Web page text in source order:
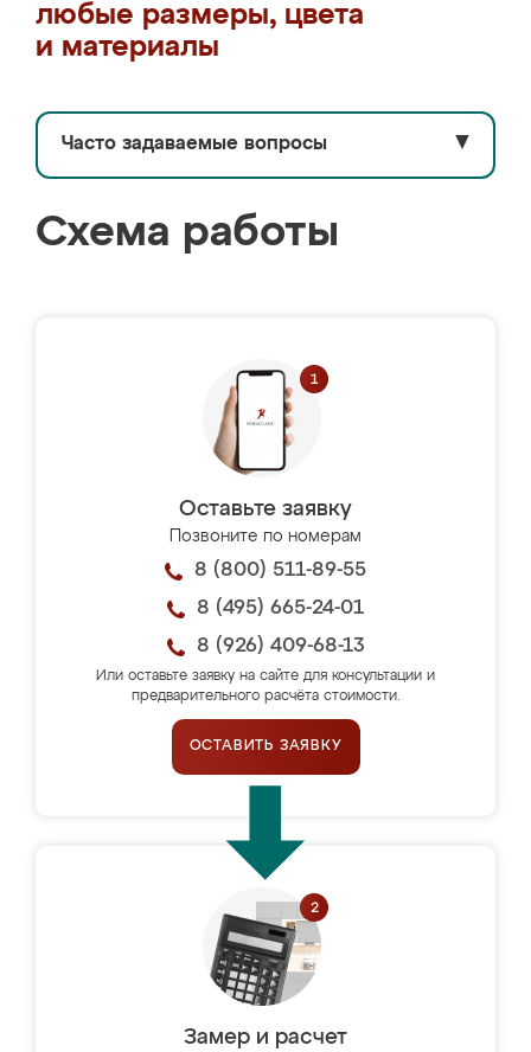
любые размеры, цвета
и материалы
Часто задаваемые вопросы ▼
Схема работы
Оставьте заявку
Позвоните по номерам
8 (800) 511-89-55
8 (495) 665-24-01
8 (926) 409-68-13
Или оставьте заявку на сайте для консультации и
предварительного расчёта стоимости.
ОСТАВИТЬ ЗАЯВКУ
Замер и расчет